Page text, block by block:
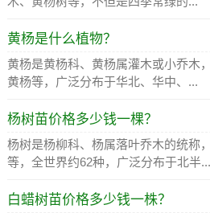
黄杨是什么植物？
黄杨是黄杨科、黄杨属灌木或小乔木
黄杨等，广泛分布于华北、华中、...
杨树苗价格多少钱一棵？
杨树是杨柳科、杨属落叶乔木的统称
等，全世界约62种，广泛分布于北半...
白蜡树苗价格多少钱一株？